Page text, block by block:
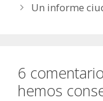
Un informe
6
hemos